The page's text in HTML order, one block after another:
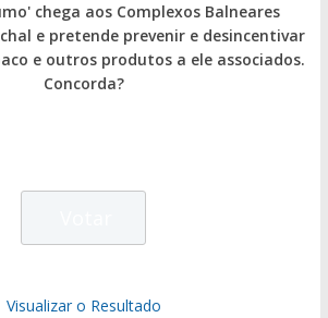
chega aos Complexos Balneares
e pretende prevenir e desincentivar
e outros produtos a ele associados.
Concorda?
Visualizar o Resultado